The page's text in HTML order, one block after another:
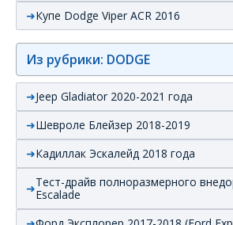
Купе Dodge Viper ACR 2016
Из рубрики: DODGE
Jeep Gladiator 2020-2021 года
Шевроле Блейзер 2018-2019
Кадиллак Эскалейд 2018 года
Тест-драйв полноразмерного
Escalade